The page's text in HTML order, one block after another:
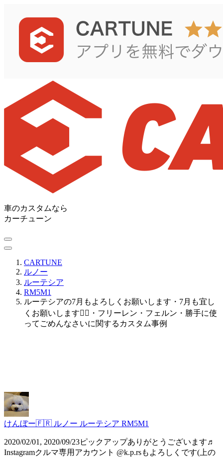
車のカスタムなら
カーチューン
CARTUNE
ルノー
ルーテシア
RM5M1
ルーテシアの7月もよろしくお願いします・7月も宜し
くお願いします🙇‍♂️・フリーレン・フェルン・勝手に使
ってごめんなさいに関するカスタム事例
けんぼー🇫🇷 ルノー ルーテシア RM5M1
2020/02/01, 2020/09/23ピックアップありがとうございます♬
Instagramクルマ専用アカウント @k.p.rsもよろしくです(上の